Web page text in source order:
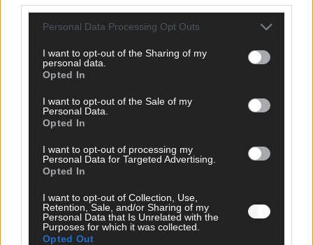
Personal Data Processing Opt Outs
I want to opt-out of the Sharing of my
personal data.
Opted In
I want to opt-out of the Sale of my
Personal Data.
Opted In
I want to opt-out of processing my
Personal Data for Targeted Advertising.
Opted In
I want to opt-out of Collection, Use,
Retention, Sale, and/or Sharing of my
Personal Data that Is Unrelated with the
Purposes for which it was collected.
Opted Out
Vor- und Nachname
E-Mail
Benachrichtige mich über nachfolgende Kommentare via E-
Benachrichtige mich über neue Beiträge via E-Mail.